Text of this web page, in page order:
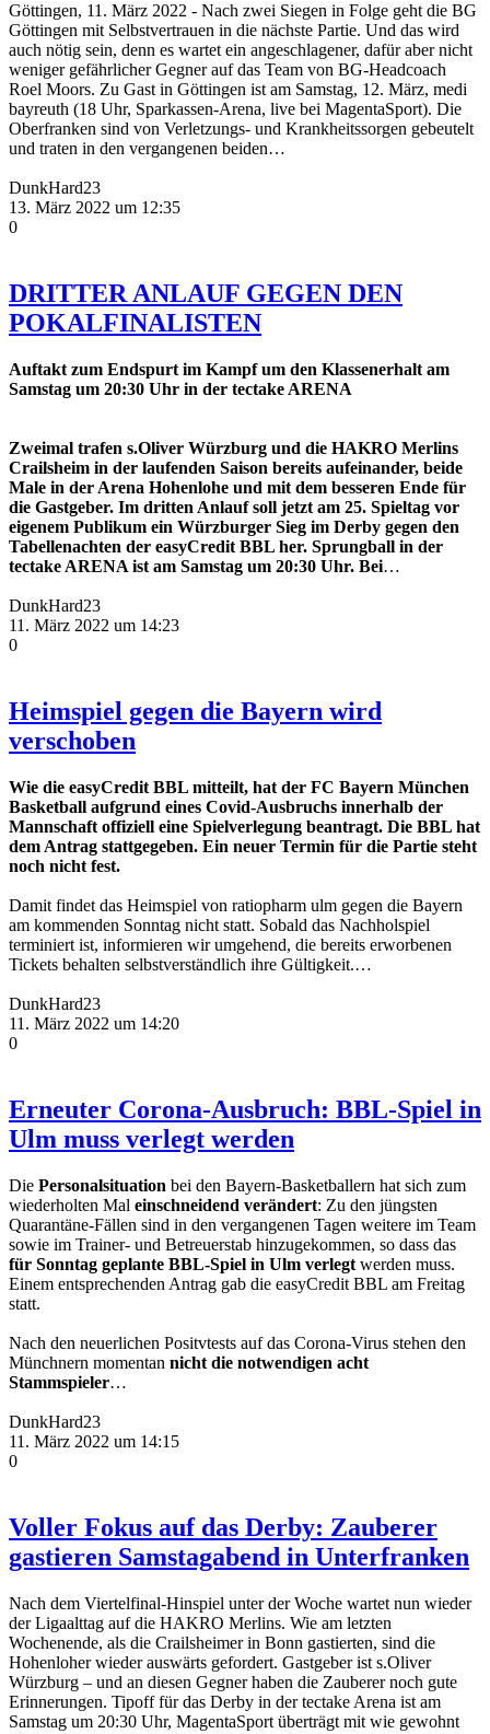
Göttingen, 11. März 2022 - Nach zwei Siegen in Folge geht die BG
Göttingen mit Selbstvertrauen in die nächste Partie. Und das wird
auch nötig sein, denn es wartet ein angeschlagener, dafür aber nicht
weniger gefährlicher Gegner auf das Team von BG-Headcoach
Roel Moors. Zu Gast in Göttingen ist am Samstag, 12. März, medi
bayreuth (18 Uhr, Sparkassen-Arena, live bei MagentaSport). Die
Oberfranken sind von Verletzungs- und Krankheitssorgen gebeutelt
und traten in den vergangenen beiden…
DunkHard23
13. März 2022 um 12:35
0
DRITTER ANLAUF GEGEN DEN
POKALFINALISTEN
Auftakt zum Endspurt im Kampf um den Klassenerhalt am
Samstag um 20:30 Uhr in der tectake ARENA
Zweimal trafen s.Oliver Würzburg und die HAKRO Merlins
Crailsheim in der laufenden Saison bereits aufeinander, beide
Male in der Arena Hohenlohe und mit dem besseren Ende für
die Gastgeber. Im dritten Anlauf soll jetzt am 25. Spieltag vor
eigenem Publikum ein Würzburger Sieg im Derby gegen den
Tabellenachten der easyCredit BBL her. Sprungball in der
tectake ARENA ist am Samstag um 20:30 Uhr. Bei…
DunkHard23
11. März 2022 um 14:23
0
Heimspiel gegen die Bayern wird
verschoben
Wie die easyCredit BBL mitteilt, hat der FC Bayern München
Basketball aufgrund eines Covid-Ausbruchs innerhalb der
Mannschaft offiziell eine Spielverlegung beantragt. Die BBL hat
dem Antrag stattgegeben. Ein neuer Termin für die Partie steht
noch nicht fest.
Damit findet das Heimspiel von ratiopharm ulm gegen die Bayern
am kommenden Sonntag nicht statt. Sobald das Nachholspiel
terminiert ist, informieren wir umgehend, die bereits erworbenen
Tickets behalten selbstverständlich ihre Gültigkeit.…
DunkHard23
11. März 2022 um 14:20
0
Erneuter Corona-Ausbruch: BBL-Spiel in
Ulm muss verlegt werden
Die Personalsituation bei den Bayern-Basketballern hat sich zum
wiederholten Mal einschneidend verändert: Zu den jüngsten
Quarantäne-Fällen sind in den vergangenen Tagen weitere im Team
sowie im Trainer- und Betreuerstab hinzugekommen, so dass das
für Sonntag geplante BBL-Spiel in Ulm verlegt werden muss.
Einem entsprechenden Antrag gab die easyCredit BBL am Freitag
statt.
Nach den neuerlichen Positvtests auf das Corona-Virus stehen den
Münchnern momentan nicht die notwendigen acht
Stammspieler…
DunkHard23
11. März 2022 um 14:15
0
Voller Fokus auf das Derby: Zauberer
gastieren Samstagabend in Unterfranken
Nach dem Viertelfinal-Hinspiel unter der Woche wartet nun wieder
der Ligaalttag auf die HAKRO Merlins. Wie am letzten
Wochenende, als die Crailsheimer in Bonn gastierten, sind die
Hohenloher wieder auswärts gefordert. Gastgeber ist s.Oliver
Würzburg – und an diesen Gegner haben die Zauberer noch gute
Erinnerungen. Tipoff für das Derby in der tectake Arena ist am
Samstag um 20:30 Uhr, MagentaSport überträgt mit wie gewohnt